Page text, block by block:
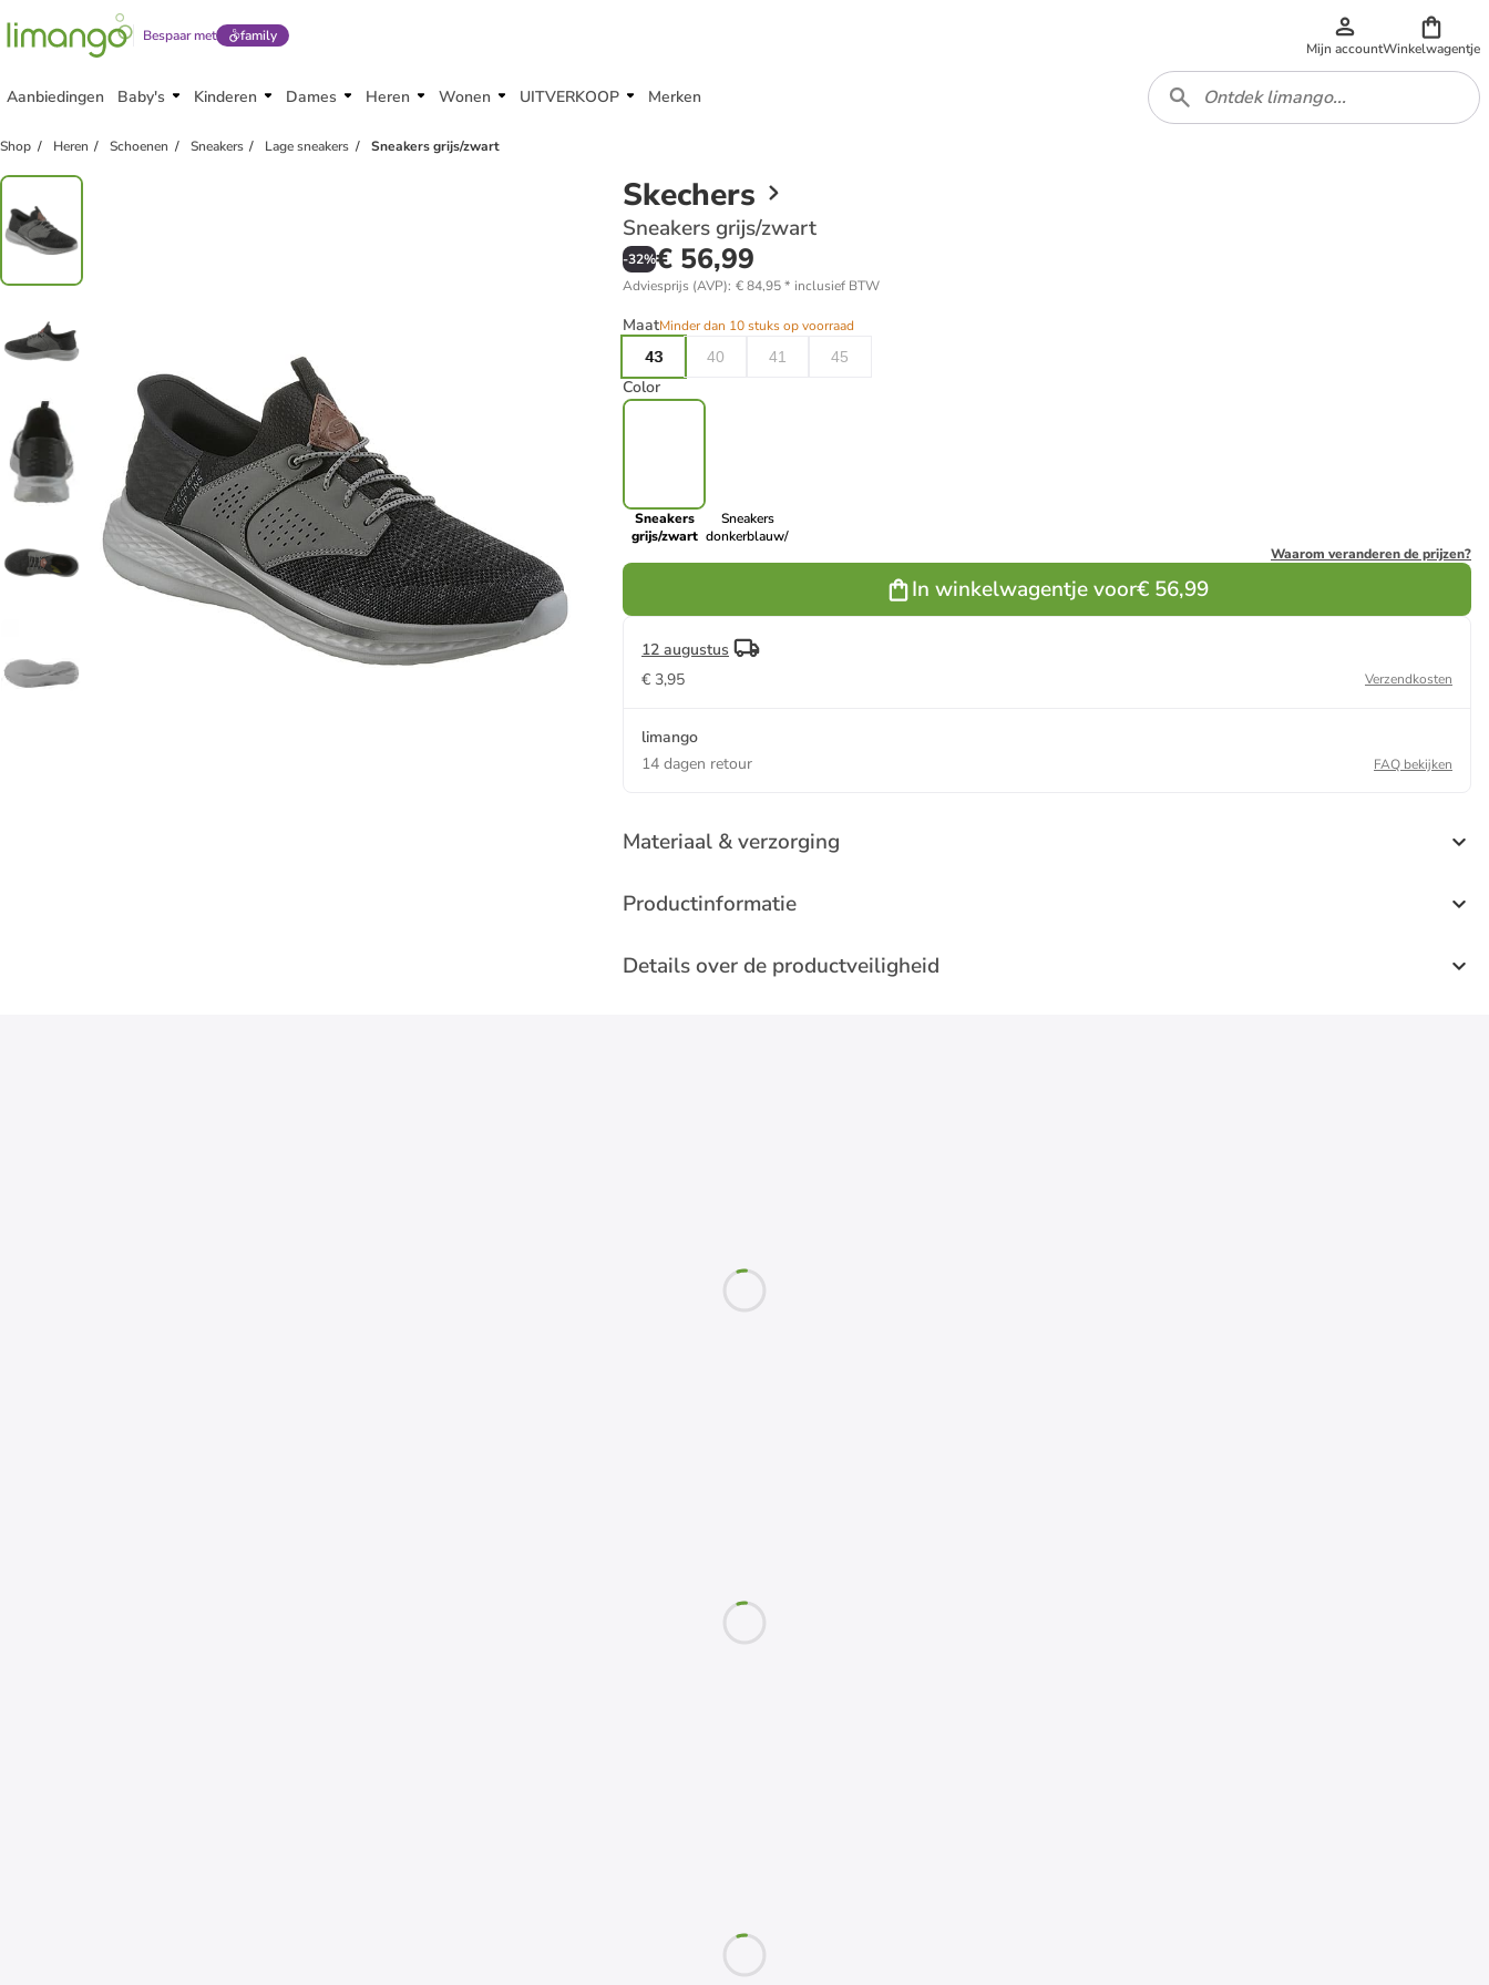
Bespaar met family
Mijn accountWinkelwagentje
Aanbiedingen Baby's Kinderen Dames Heren Wonen UITVERKOOP Merken
Shop Heren Schoenen Sneakers Lage sneakers Sneakers grijs/zwart
Skechers
Sneakers grijs/zwart
-32%€ 56,99
Adviesprijs (AVP): € 84,95* inclusief BTW
MaatMinder dan 10 stuks op voorraad
43
40 41 45
Color
Sneakers
grijs/zwart
Sneakers
donkerblauw/lichtbruin
Waarom veranderen de prijzen?
In winkelwagentje voor€ 56,99
12 augustus
€ 3,95
Verzendkosten
limango
14 dagen retour
FAQ bekijken
Materiaal & verzorging
Productinformatie
Details over de productveiligheid